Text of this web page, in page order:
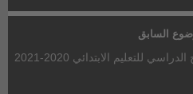
السابق
للتعليم الابتدائي 2020-2021